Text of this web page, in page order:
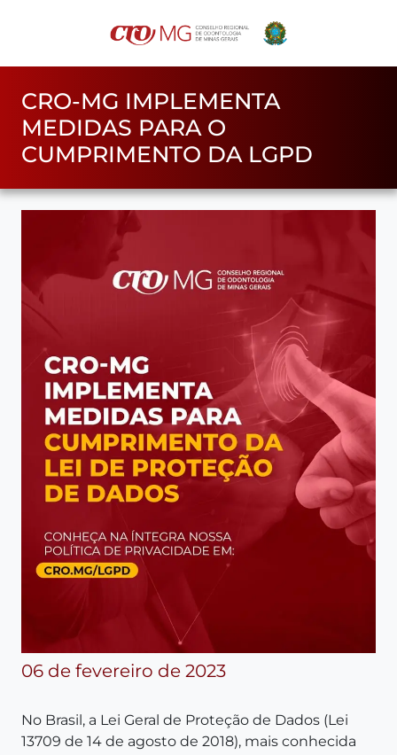
CRO-MG IMPLEMENTA
MEDIDAS PARA O
CUMPRIMENTO DA LGPD
06 de fevereiro de 2023
No Brasil, a Lei Geral de Proteção de Dados (Lei
13709 de 14 de agosto de 2018), mais conhecida